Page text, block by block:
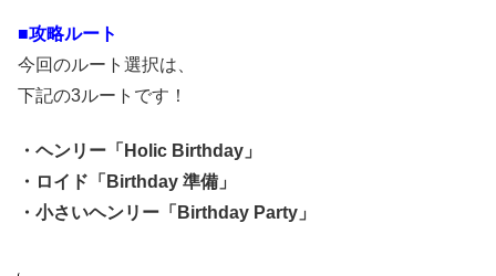
■攻略ルート
今回のルート選択は、
下記の3ルートです！
・ヘンリー「Holic Birthday」
・ロイド「Birthday 準備」
・小さいヘンリー「Birthday Party」